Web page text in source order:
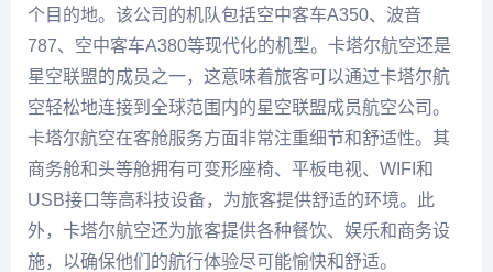
个目的地。该公司的机队包括空中客车A350、波音
787、空中客车A380等现代化的机型。卡塔尔航空还是
星空联盟的成员之一，这意味着旅客可以通过卡塔尔航
空轻松地连接到全球范围内的星空联盟成员航空公司。
卡塔尔航空在客舱服务方面非常注重细节和舒适性。其
商务舱和头等舱拥有可变形座椅、平板电视、WIFI和
USB接口等高科技设备，为旅客提供舒适的环境。此
外，卡塔尔航空还为旅客提供各种餐饮、娱乐和商务设
施，以确保他们的航行体验尽可能愉快和舒适。